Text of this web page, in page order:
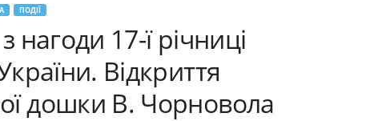
ПОДІЇ
нагоди 17-ї річниці
Відкриття
дошки В. Чорновола